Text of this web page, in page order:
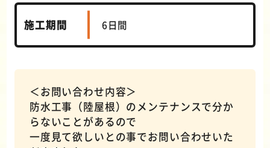
施工期間 6日間
＜お問い合わせ内容＞
防水工事（陸屋根）のメンテナンスで分か
らないことがあるので
一度見て欲しいとの事でお問い合わせいた